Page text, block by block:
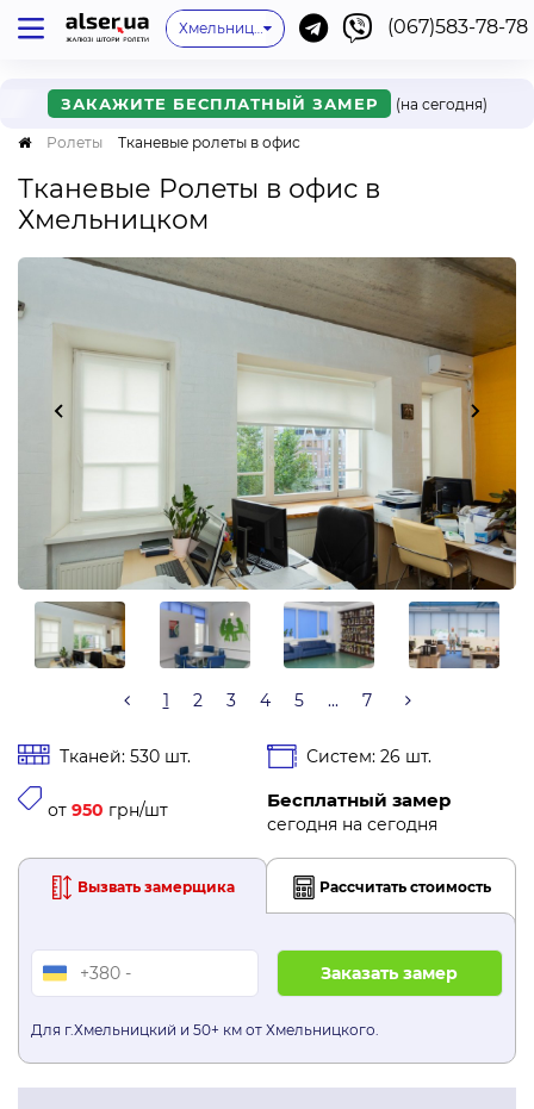
Нет моего города
Киев
Одесса
Львов Ивано-Франковск
Хмельницкий
(067)583-78-78
ЗАКАЖИТЕ БЕСПЛАТНЫЙ ЗАМЕР (на сегодня)
Ролеты Тканевые ролеты в офис
Тканевые Ролеты в офис в
Хмельницком
1 2 3 4 5 ... 7
Тканей: 530 шт. Систем: 26 шт.
от 950 грн/шт Бесплатный замер
сегодня на сегодня
Вызвать замерщика Рассчитать стоимость
Для г.Хмельницкий и 50+ км от Хмельницкого.